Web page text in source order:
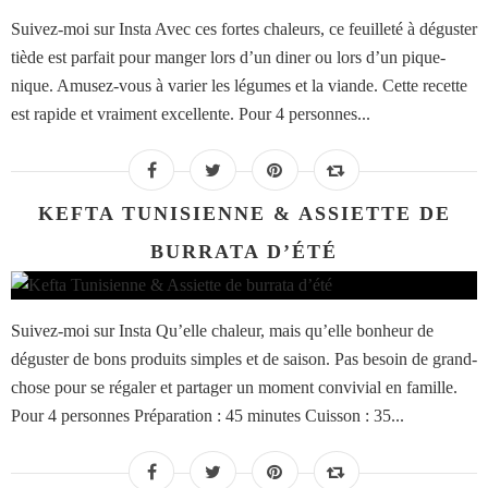
Suivez-moi sur Insta Avec ces fortes chaleurs, ce feuilleté à déguster
tiède est parfait pour manger lors d’un diner ou lors d’un pique-
nique. Amusez-vous à varier les légumes et la viande. Cette recette
est rapide et vraiment excellente. Pour 4 personnes...
KEFTA TUNISIENNE & ASSIETTE DE
BURRATA D’ÉTÉ
Suivez-moi sur Insta Qu’elle chaleur, mais qu’elle bonheur de
déguster de bons produits simples et de saison. Pas besoin de grand-
chose pour se régaler et partager un moment convivial en famille.
Pour 4 personnes Préparation : 45 minutes Cuisson : 35...